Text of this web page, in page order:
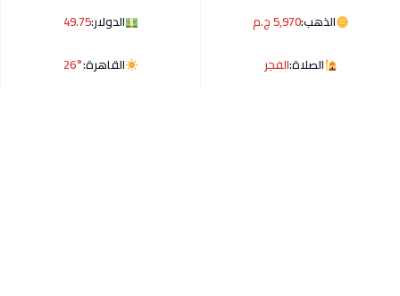
الذهب:5,970 ج.م الدولار:49.75
الصلاة:الفجر القاهرة:26°